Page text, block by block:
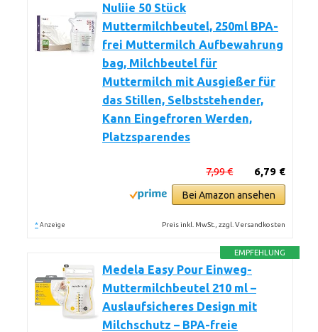
Nuliie 50 Stück
Muttermilchbeutel, 250ml BPA-
frei Muttermilch Aufbewahrung
bag, Milchbeutel für
Muttermilch mit Ausgießer für
das Stillen, Selbststehender,
Kann Eingefroren Werden,
Platzsparendes
6,79 €
7,99 €
Bei Amazon ansehen
* Anzeige Preis inkl. MwSt., zzgl. Versandkosten
EMPFEHLUNG
Medela Easy Pour Einweg-
Muttermilchbeutel 210 ml –
Auslaufsicheres Design mit
Milchschutz – BPA-freie